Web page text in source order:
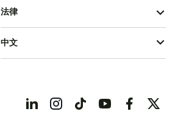
法律
中文